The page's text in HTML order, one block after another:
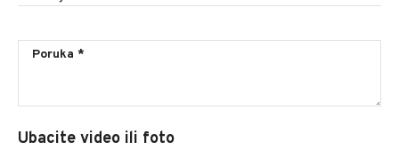
Ubacite video ili foto